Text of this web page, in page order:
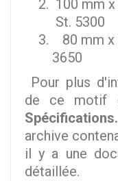
100 mm
St. 5300
80 mm
3650
Pour plus
de ce motif
Spécifications.
archive
il y a une
détaillée.